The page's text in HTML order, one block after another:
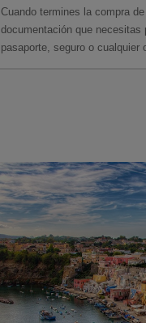
Cuando termines la compra
documentación que necesitas
pasaporte, seguro o